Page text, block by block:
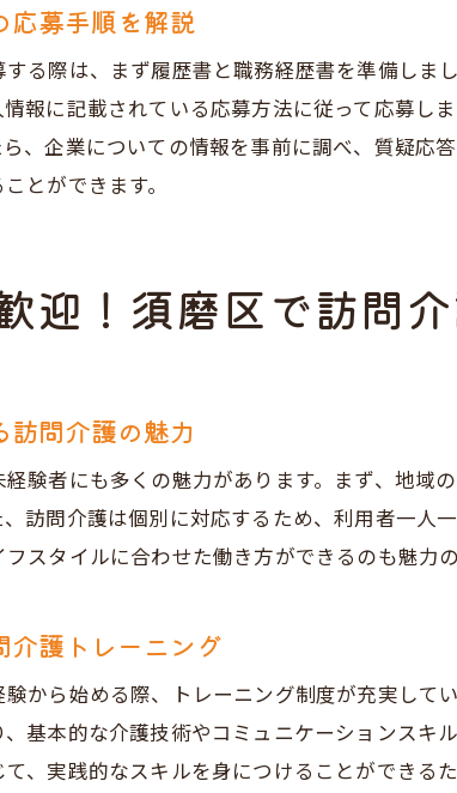
求人情報の見
訪問介護求人
訪問介護求人
求人情報か
神戸市須磨区で訪
訪問介護のパ
訪問介護パー
パート求人で
訪問介護のパ
応募手順を解説
る際は、まず履歴書と職務経歴書を準備し
報に記載されている応募方法に従って応募し
、企業についての情報を事前に調べ、質疑応
とができます。
迎！須磨区で訪問
問介護の魅力
験者にも多くの魅力があります。まず、地域
、訪問介護は個別に対応するため、利用者一人
スタイルに合わせた働き方ができるのも魅力の
介護トレーニング
から始める際、トレーニング制度が充実して
基本的な介護技術やコミュニケーションスキ
て、実践的なスキルを身につけることができる